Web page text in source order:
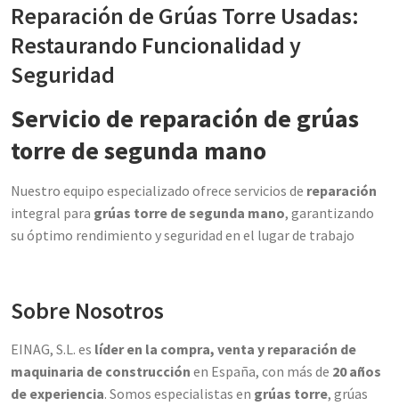
Reparación de Grúas Torre Usadas:
Restaurando Funcionalidad y
Seguridad
Servicio de reparación de grúas
torre de segunda mano
Nuestro equipo especializado ofrece servicios de reparación
integral para grúas torre de segunda mano, garantizando
su óptimo rendimiento y seguridad en el lugar de trabajo
Sobre Nosotros
EINAG, S.L. es líder en la compra, venta y reparación de
maquinaria de construcción en España, con más de 20 años
de experiencia. Somos especialistas en grúas torre, grúas